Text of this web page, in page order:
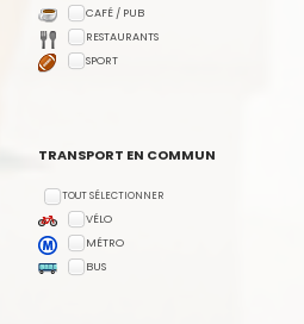
CAFÉ / PUB
RESTAURANTS
SPORT
TRANSPORT EN COMMUN
TOUT SÉLECTIONNER
VÉLO
MÉTRO
BUS